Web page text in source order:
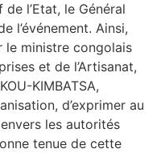
l’Etat, le Général
l’événement. Ainsi,
le ministre congolais
et de l’Artisanat,
KIMBATSA,
d’exprimer au
les autorités
tenue de cette